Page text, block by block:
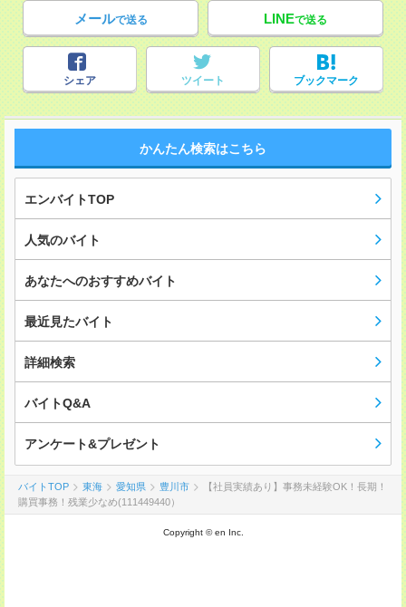
メールで送る LINEで送る
シェア ツイート ブックマーク
かんたん検索はこちら
エンバイトTOP
人気のバイト
あなたへのおすすめバイト
最近見たバイト
詳細検索
バイトQ&A
アンケート&プレゼント
バイトTOP 東海 愛知県 豊川市
【社員実績あり】事務未経験OK！長期！
購買事務！残業少なめ(111449440）
Copyright © en Inc.